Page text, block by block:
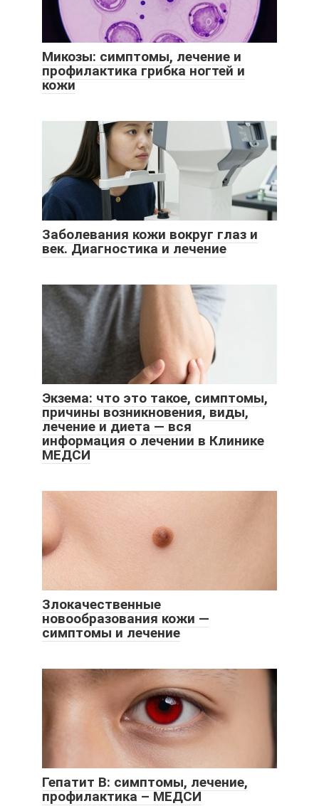
Микозы: симптомы, лечение и
профилактика грибка ногтей и
кожи
Заболевания кожи вокруг глаз и
век. Диагностика и лечение
Экзема: что это такое, симптомы,
причины возникновения, виды,
лечение и диета — вся
информация о лечении в Клинике
МЕДСИ
Злокачественные
новообразования кожи —
симптомы и лечение
Гепатит В: симптомы, лечение,
профилактика – МЕДСИ